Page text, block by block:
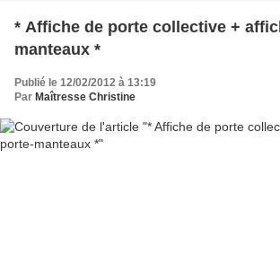
* Affiche de porte collective +
manteaux *
Publié le 12/02/2012 à 13:19
Par Maîtresse Christine